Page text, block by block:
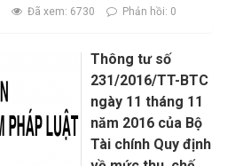
Đã xem: 6730 Phản hồi: 0
Thông tư số
231/2016/TT-BTC
ngày 11 tháng 11
năm 2016 của Bộ
Tài chính Quy định